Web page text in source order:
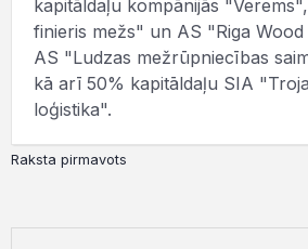
kapitāldaļu kompānijās
finieris mežs" un AS "Riga
AS "Ludzas mežrūpniecības
kā arī 50% kapitāldaļu SIA
loģistika".
Raksta pirmavots